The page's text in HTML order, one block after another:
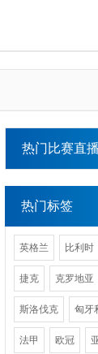
热门比赛直播
热门标签
英格兰 比利时
捷克 克罗地亚
斯洛伐克 匈牙
法甲 欧冠